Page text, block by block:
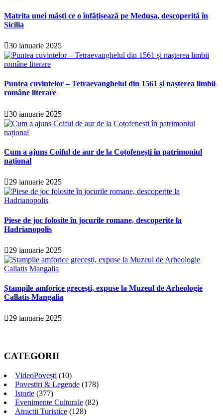
Matrița unei măști ce o înfățișează pe Medusa, descoperită în
Sicilia
30 ianuarie 2025
Puntea cuvintelor – Tetraevanghelul din 1561 și nașterea limbii
române literare
30 ianuarie 2025
Cum a ajuns Coiful de aur de la Coțofenești în patrimoniul
național
29 ianuarie 2025
Piese de joc folosite în jocurile romane, descoperite la
Hadrianopolis
29 ianuarie 2025
Ștampile amforice grecești, expuse la Muzeul de Arheologie
Callatis Mangalia
29 ianuarie 2025
CATEGORII
VideoPovești (10)
Povestiri & Legende (178)
Istorie (377)
Evenimente Culturale (82)
Atractii Turistice (128)